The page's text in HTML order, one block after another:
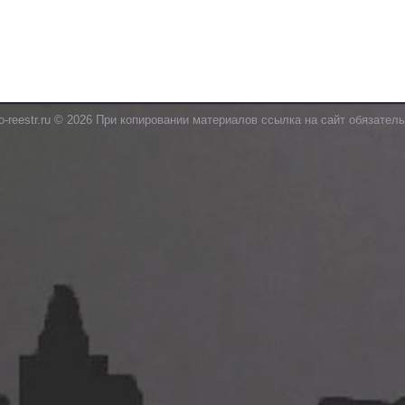
reestr.ru © 2026 При копировании материалов ссылка на сайт